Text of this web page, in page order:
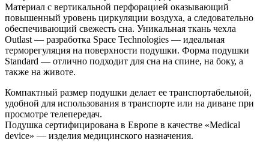
Материал с вертикальной перфорацией оказывающий
повышенный уровень циркуляции воздуха, а следовательно
обеспечивающий свежесть сна. Уникальная ткань чехла
Outlast — разработка Space Technologies — идеальная
терморегуляция на поверхности подушки. Форма подушки
Standard — отлично подходит для сна на спине, на боку, а
также на животе.
Компактный размер подушки делает ее транспортабельной,
удобной для использования в транспорте или на диване при
просмотре телепередач.
Подушка сертифицирована в Европе в качестве «Medical
device» — изделия медицинского назначения.